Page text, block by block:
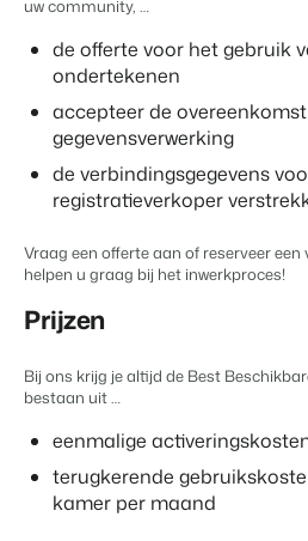
BEX Overzicht
Ontdek de eindeloze
Experts Platform.
Voor Vakantieparken
Ontdek de voordelen van Booking
Vakantieparken.
Voor Concerns
Ontdek de voordelen van Booking
Groepen.
Neem contact op
Over ons
Leer de mensen achter Booking
Vastgoedprojecten
transformeren tot
uw community, …
de offerte voor het gebruik
ondertekenen
accepteer de
gegevensverwerking
de verbindingsgegevens
registratieverkoper
Vraag een offerte aan of reserveer
helpen u graag bij het inwerkproces!
Prijzen
Bij ons krijg je altijd de Best
bestaan uit …
eenmalige
terugkerende
kamer per maand